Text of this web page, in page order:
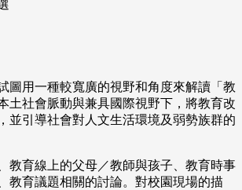
圖用一種較寬廣的視野和角度來解讀「教
土社會脈動與兼具國際視野下，將教育改
並引導社會對人文生活環境及弱勢族群的
教育線上的父母／教師與孩子、教育時事
教育議題相關的討論。對校園現場的描